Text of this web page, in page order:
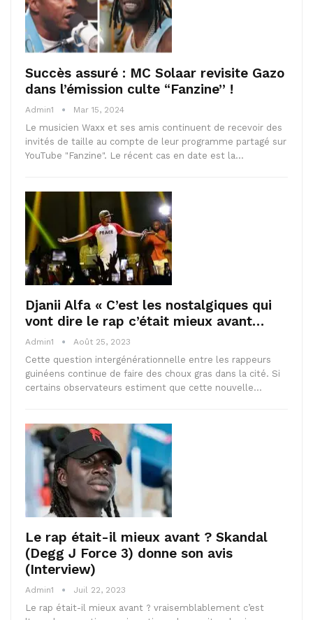
Succès assuré : MC Solaar revisite Gazo
dans l’émission culte “Fanzine” !
Admin1 Mar 15, 2024
Le musicien Waxx et ses amis continuent de recevoir des
invités de taille au compte de leur programme partagé sur
YouTube "Fanzine". Le récent cas en date est la…
Djanii Alfa « C’est les nostalgiques qui
vont dire le rap c’était mieux avant…
Admin1 Août 25, 2023
Cette question intergénérationnelle entre les rappeurs
guinéens continue de faire des choux gras dans la cité. Si
certains observateurs estiment que cette nouvelle…
Le rap était-il mieux avant ? Skandal
(Degg J Force 3) donne son avis
(Interview)
Admin1 Juil 22, 2023
Le rap était-il mieux avant ? vraisemblablement c’est